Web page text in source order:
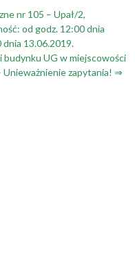
nr 105 – Upał/2,
od godz. 12:00 dnia
dnia 13.06.2019.
UG w miejscowości
Unieważnienie zapytania! ⇒